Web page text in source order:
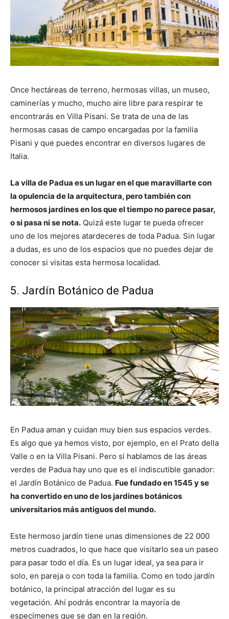
Once hectáreas de terreno, hermosas villas, un museo,
caminerías y mucho, mucho aire libre para respirar te
encontrarás en Villa Pisani. Se trata de una de las
hermosas casas de campo encargadas por la familia
Pisani y que puedes encontrar en diversos lugares de
Italia.
La villa de Padua es un lugar en el que maravillarte con
la opulencia de la arquitectura, pero también con
hermosos jardines en los que el tiempo no parece pasar,
o si pasa ni se nota. Quizá este lugar te pueda ofrecer
uno de los mejores atardeceres de toda Padua. Sin lugar
a dudas, es uno de los espacios que no puedes dejar de
conocer si visitas esta hermosa localidad.
5. Jardín Botánico de Padua
En Padua aman y cuidan muy bien sus espacios verdes.
Es algo que ya hemos visto, por ejemplo, en el Prato della
Valle o en la Villa Pisani. Pero si hablamos de las áreas
verdes de Padua hay uno que es el indiscutible ganador:
el Jardín Botánico de Padua. Fue fundado en 1545 y se
ha convertido en uno de los jardines botánicos
universitarios más antiguos del mundo.
Este hermoso jardín tiene unas dimensiones de 22 000
metros cuadrados, lo que hace que visitarlo sea un paseo
para pasar todo el día. Es un lugar ideal, ya sea para ir
solo, en pareja o con toda la familia. Como en todo jardín
botánico, la principal atracción del lugar es su
vegetación. Ahí podrás encontrar la mayoría de
especímenes que se dan en la región.